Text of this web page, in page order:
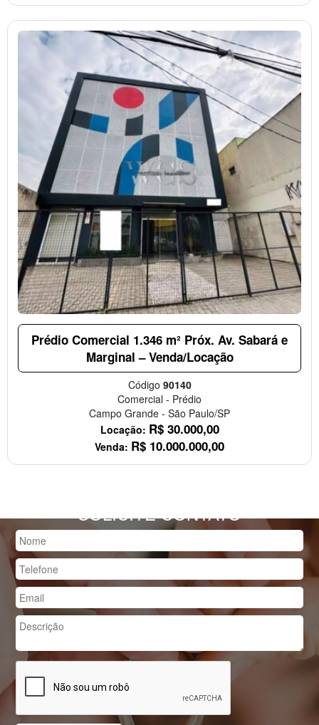
Prédio Comercial 1.346 m² Próx. Av. Sabará e
Marginal – Venda/Locação
Código 90140
Comercial - Prédio
Campo Grande - São Paulo/SP
Locação: R$ 30.000,00
Venda: R$ 10.000.000,00
SOLICITE CONTATO